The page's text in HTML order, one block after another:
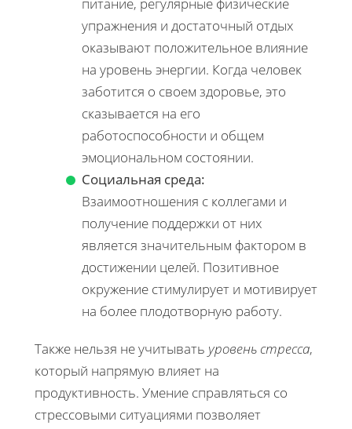
упражнения и достаточный отдых
оказывают положительное влияние
на уровень энергии. Когда человек
заботится о своем здоровье, это
сказывается на его
работоспособности и общем
эмоциональном состоянии.
Социальная среда:
Взаимоотношения с коллегами и
получение поддержки от них
является значительным фактором в
достижении целей. Позитивное
окружение стимулирует и мотивирует
на более плодотворную работу.
Также нельзя не учитывать уровень стресса,
который напрямую влияет на
продуктивность. Умение справляться со
стрессовыми ситуациями позволяет